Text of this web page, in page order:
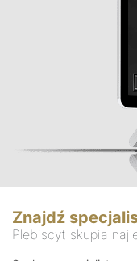
Znajdź
Plebiscyt skupia